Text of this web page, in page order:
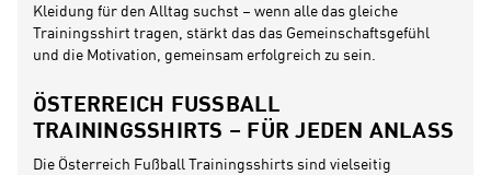
Kleidung für den Alltag suchst – wenn alle das gleiche
Trainingsshirt tragen, stärkt das das Gemeinschaftsgefühl
und die Motivation, gemeinsam erfolgreich zu sein.
ÖSTERREICH FUSSBALL T
RAININGSSHIRTS – FÜR JEDEN ANLASS
Die Österreich Fußball Trainingsshirts sind vielseitig